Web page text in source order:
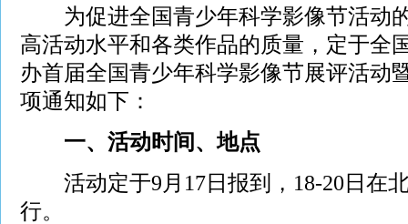
为促进全国青少年科学影像节活动
高活动水平和各类作品的质量，定于全
办首届全国青少年科学影像节展评活动
项通知如下：
一、活动时间、地点
活动定于9月17日报到，18-20日在
行。